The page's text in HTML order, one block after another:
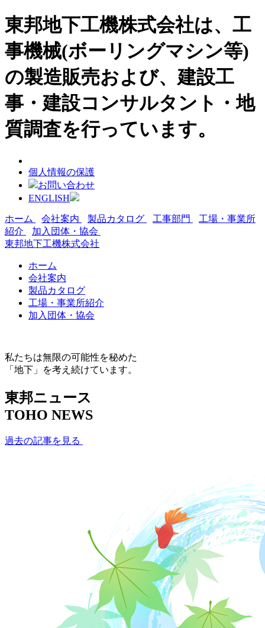
東邦地下工機株式会社は、工
事機械(ボーリングマシン等)
の製造販売および、建設工
事・建設コンサルタント・地
質調査を行っています。
個人情報の保護
お問い合わせ
ENGLISH
ホーム 会社案内 製品カタログ 工事部門
工場・事業所
紹介
加入団体・協会
東邦地下工機株式会社
ホーム
会社案内
製品カタログ
工場・事業所紹介
加入団体・協会
私たちは無限の可能性を秘めた
「地下」を考え続けています。
東邦ニュース
TOHO NEWS
過去の記事を見る